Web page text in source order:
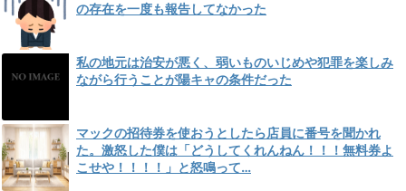
の存在を一度も報告してなかった
私の地元は治安が悪く、弱いものいじめや犯罪を楽しみ
ながら行うことが陽キャの条件だった
マックの招待券を使おうとしたら店員に番号を聞かれ
た。激怒した僕は「どうしてくれんねん！！！無料券よ
こせや！！！！」と怒鳴って…